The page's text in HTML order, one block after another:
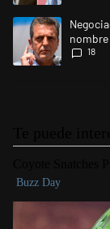
Un artículo de
nombre
18